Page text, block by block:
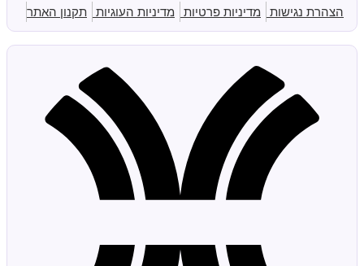
הצהרת נגישות מדיניות פרטיות מדיניות העוגיות תקנון האתר